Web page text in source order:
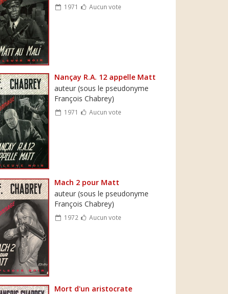
1971 Aucun vote
Nançay R.A. 12 appelle Matt
auteur (sous le pseudonyme
François Chabrey)
1971 Aucun vote
Mach 2 pour Matt
auteur (sous le pseudonyme
François Chabrey)
1972 Aucun vote
Mort d'un aristocrate